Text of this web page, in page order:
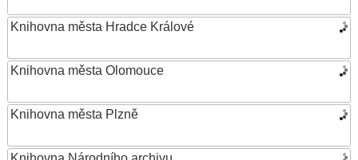
Knihovna města Hradce Králové
Knihovna města Olomouce
Knihovna města Plzně